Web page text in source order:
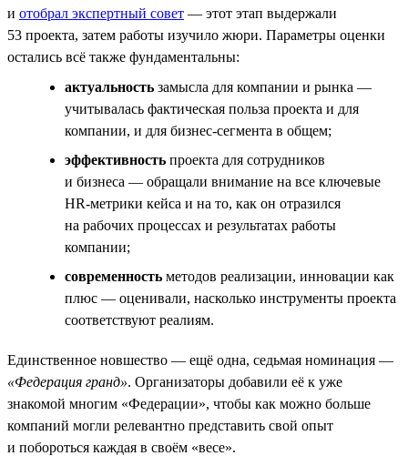
и отобрал экспертный совет — этот этап выдержали
53 проекта, затем работы изучило жюри. Параметры оценки
остались всё также фундаментальны:
актуальность замысла для компании и рынка —
учитывалась фактическая польза проекта и для
компании, и для бизнес-сегмента в общем;
эффективность проекта для сотрудников
и бизнеса — обращали внимание на все ключевые
НR-метрики кейса и на то, как он отразился
на рабочих процессах и результатах работы
компании;
современность методов реализации, инновации как
плюс — оценивали, насколько инструменты проекта
соответствуют реалиям.
Единственное новшество — ещё одна, седьмая номинация —
«Федерация гранд». Организаторы добавили её к уже
знакомой многим «Федерации», чтобы как можно больше
компаний могли релевантно представить свой опыт
и побороться каждая в своём «весе».